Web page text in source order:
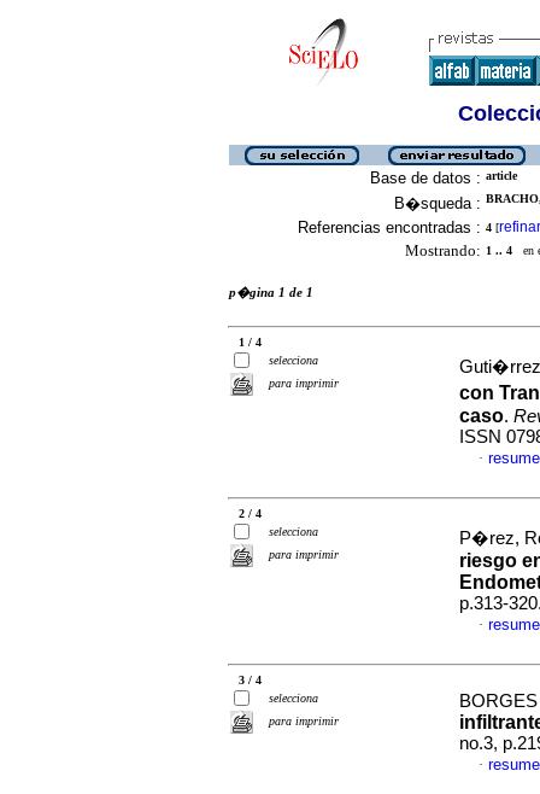
Base de datos : article
B�squeda :
Referencias encontradas : 4 [refinar
Mostrando: 1 .. 4 en
p�gina 1 de 1
1 / 4
selecciona
para imprimir
con
caso.
ISSN
·
2 / 4
selecciona
para imprimir
P�rez,
riesgo
p.313-
·
3 / 4
selecciona
para imprimir
no.3,
·